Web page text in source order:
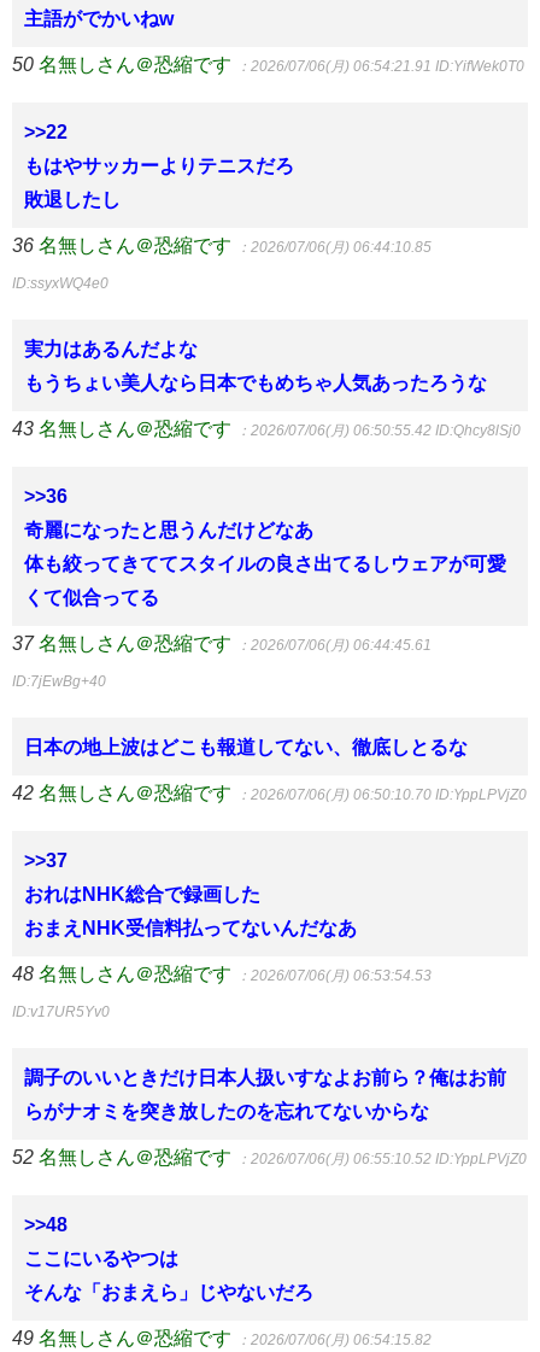
主語がでかいねw
50 名無しさん＠恐縮です ：2026/07/06(月) 06:54:21.91 ID:YifWek0T0
>>22
もはやサッカーよりテニスだろ
敗退したし
36 名無しさん＠恐縮です ：2026/07/06(月) 06:44:10.85
ID:ssyxWQ4e0
実力はあるんだよな
もうちょい美人なら日本でもめちゃ人気あったろうな
43 名無しさん＠恐縮です ：2026/07/06(月) 06:50:55.42 ID:Qhcy8lSj0
>>36
奇麗になったと思うんだけどなあ
体も絞ってきててスタイルの良さ出てるしウェアが可愛
くて似合ってる
37 名無しさん＠恐縮です ：2026/07/06(月) 06:44:45.61
ID:7jEwBg+40
日本の地上波はどこも報道してない、徹底しとるな
42 名無しさん＠恐縮です ：2026/07/06(月) 06:50:10.70 ID:YppLPVjZ0
>>37
おれはNHK総合で録画した
おまえNHK受信料払ってないんだなあ
48 名無しさん＠恐縮です ：2026/07/06(月) 06:53:54.53
ID:v17UR5Yv0
調子のいいときだけ日本人扱いすなよお前ら？俺はお前
らがナオミを突き放したのを忘れてないからな
52 名無しさん＠恐縮です ：2026/07/06(月) 06:55:10.52 ID:YppLPVjZ0
>>48
ここにいるやつは
そんな「おまえら」じやないだろ
49 名無しさん＠恐縮です ：2026/07/06(月) 06:54:15.82